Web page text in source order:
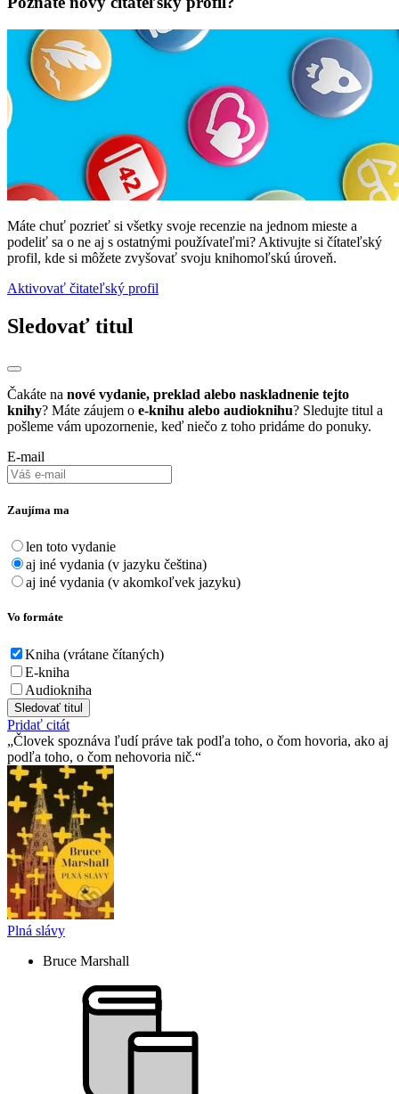
Máte chuť pozrieť si všetky svoje recenzie na jednom mieste a
podeliť sa o ne aj s ostatnými používateľmi? Aktivujte si čítateľský
profil, kde si môžete zvyšovať svoju knihomoľskú úroveň.
Aktivovať čitateľský profil
Sledovať titul
Čakáte na nové vydanie, preklad alebo naskladnenie tejto
knihy? Máte záujem o e-knihu alebo audioknihu? Sledujte titul a
pošleme vám upozornenie, keď niečo z toho pridáme do ponuky.
E-mail
Zaujíma ma
len toto vydanie
aj iné vydania (v jazyku čeština)
aj iné vydania (v akomkoľvek jazyku)
Vo formáte
Kniha (vrátane čítaných)
E-kniha
Audiokniha
Sledovať titul
Pridať citát
Človek spoznáva ľudí práve tak podľa toho, o čom hovoria, ako aj
podľa toho, o čom nehovoria nič.
Plná slávy
Bruce Marshall